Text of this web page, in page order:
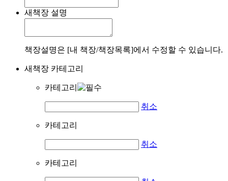
새책장 설명
책장설명은 [내 책장/책장목록]에서 수정할 수 있습니다.
새책장 카테고리
카테고리
취소
카테고리
취소
카테고리